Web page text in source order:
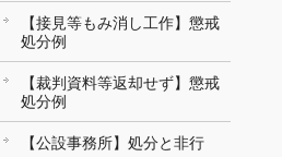
【接見等もみ消し工作】懲戒
処分例
【裁判資料等返却せず】懲戒
処分例
【公設事務所】処分と非行